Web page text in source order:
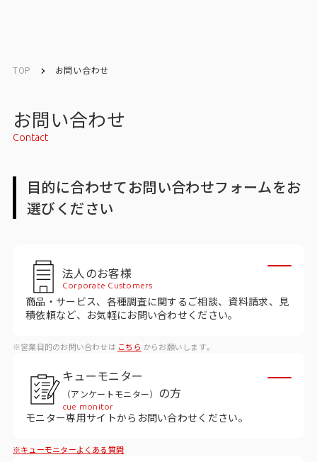
トップ
サービストップ
マーケティングリサーチ
マーケティング支援
マーケティングDX
課題から探す
TOP お問い合わせ
お問い合わせ
Contact
目的に合わせてお問い合わせフォームをお
選びください
法人のお客様
Corporate Customers
商品・サービス、各種調査に関するご相談、資料請求、見
積依頼など、お気軽にお問い合わせください。
※営業目的のお問い合わせは こちら からお願いします。
キューモニター
（アンケートモニター） の方
cue monitor
モニター専用サイトからお問い合わせください。
※キューモニターよくある質問